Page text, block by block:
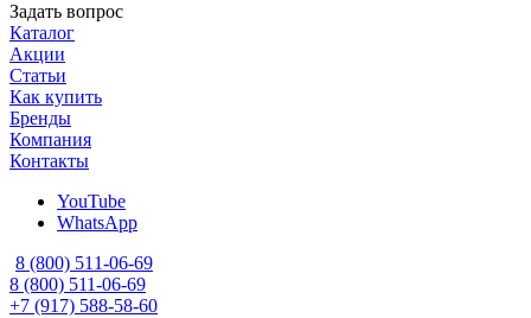
Задать вопрос
Каталог
Акции
Статьи
Как купить
Бренды
Компания
Контакты
YouTube
WhatsApp
8 (800) 511-06-69
8 (800) 511-06-69
+7 (917) 588-58-60